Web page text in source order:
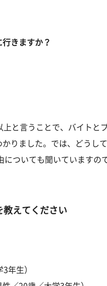
きますか？
上と言うことで、バイトと
りました。では、どうし
ついても聞いていますの
教えてください
年生）